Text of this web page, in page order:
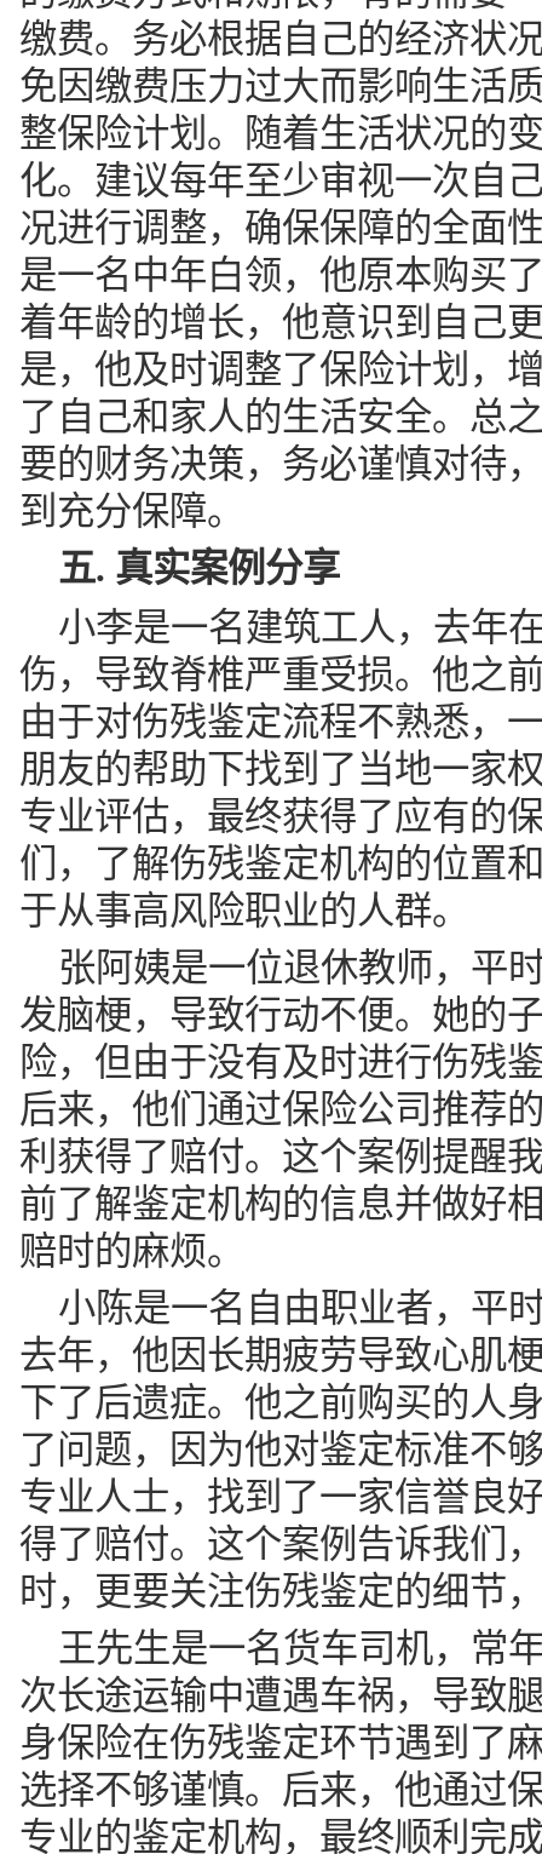
化。建议每年至少审视一次自
况进行调整，确保保障的全面
是一名中年白领，他原本购买
着年龄的增长，他意识到自己
是，他及时调整了保险计划，
了自己和家人的生活安全。总
要的财务决策，务必谨慎对待
到充分保障。
五. 真实案例分享
小李是一名建筑工人，去年
伤，导致脊椎严重受损。他之
由于对伤残鉴定流程不熟悉，
朋友的帮助下找到了当地一家
专业评估，最终获得了应有的
们，了解伤残鉴定机构的位置
于从事高风险职业的人群。
张阿姨是一位退休教师，平
发脑梗，导致行动不便。她的
险，但由于没有及时进行伤残
后来，他们通过保险公司推荐
利获得了赔付。这个案例提醒
前了解鉴定机构的信息并做好
赔时的麻烦。
小陈是一名自由职业者，平
去年，他因长期疲劳导致心肌
下了后遗症。他之前购买的人
了问题，因为他对鉴定标准不
专业人士，找到了一家信誉良
得了赔付。这个案例告诉我们
时，更要关注伤残鉴定的细节
王先生是一名货车司机，常
次长途运输中遭遇车祸，导致
身保险在伤残鉴定环节遇到了
选择不够谨慎。后来，他通过
专业的鉴定机构，最终顺利完
们，对于经常出差或从事运输
靠的鉴定机构尤为重要。
刘女士是一名家庭主妇，平